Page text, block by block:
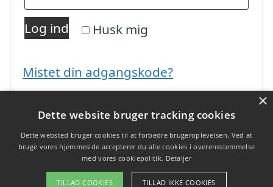
Husk mig
Log ind
Mistet din adgangskode?
Copyright 2026 - Pilanto Aps
×
Dette website bruger tracking cookies
Dette websted bruger cookies til at forbedre brugeroplevelsen. Ved at
bruge vores hjemmeside accepterer du alle cookies i overensstemmelse
med vores cookiepolitik. Detaljer
TILLAD COOKIES TILLAD IKKE COOKIES